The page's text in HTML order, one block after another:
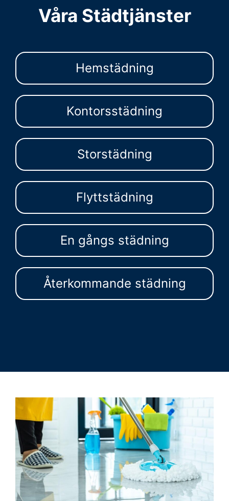
Våra Städtjänster
Hemstädning
Kontorsstädning
Storstädning
Flyttstädning
En gångs städning
Återkommande städning